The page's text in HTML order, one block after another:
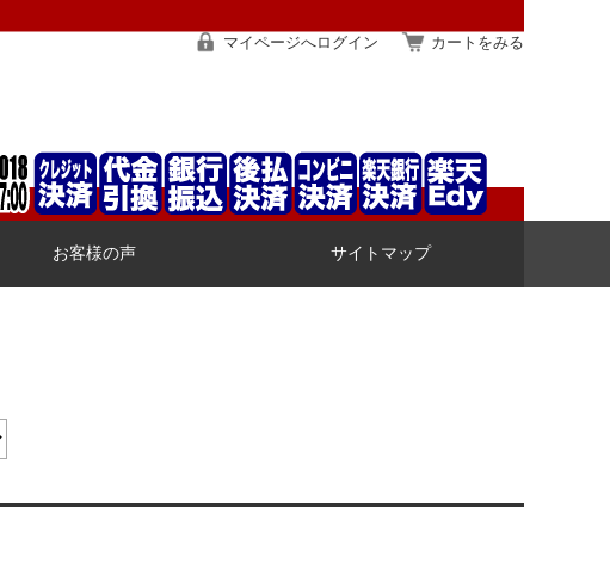
マイページへログイン カートをみる
お客様の声 サイトマップ